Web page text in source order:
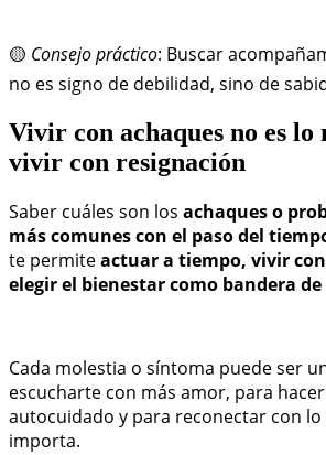
🟡 Consejo práctico: Buscar
no es signo de debilidad, sino de
Vivir con achaques no es lo
vivir con resignación
Saber cuáles son los achaques o
más comunes con el paso del
te permiteactuar a tiempo, vivir
elegir el bienestar como bandera de
Cada molestia o síntoma puede ser
escucharte con más amor, para
autocuidado y para reconectar con
importa.